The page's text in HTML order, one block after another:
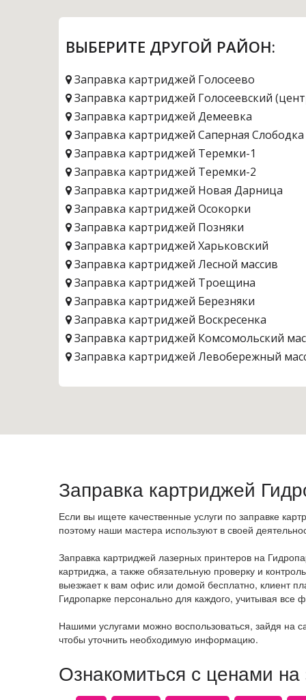
ВЫБЕРИТЕ ДРУГОЙ РАЙОН:
Заправка картриджей Голосеево
Заправка картриджей Голосеевский
Заправка картриджей Демеевка
Заправка картриджей Саперная Слободка
Заправка картриджей Теремки-1
Заправка картриджей Теремки-2
Заправка картриджей Новая Дарница
Заправка картриджей Осокорки
Заправка картриджей Позняки
Заправка картриджей Харьковский
Заправка картриджей Лесной массив
Заправка картриджей Троещина
Заправка картриджей Березняки
Заправка картриджей Воскресенка
Заправка картриджей Комсомольский
Заправка картриджей Левобережный
Заправка картриджей Оболонь
Заправка картриджей Оболонские липки
Заправка картриджей Печерские липки
Заправка картриджей Печерский (центр)
Заправка картриджей Виноградарь
Заправка картриджей Подол
Заправка картриджей Беличи
Заправка картриджей Новобеличи
Заправка картриджей Святошин
Заправка картриджей
Если вы ищете качественные услуги по заправке
поэтому наши мастера используют в своей
Заправка картриджей лазерных принтеров на
картриджа, а также обязательную проверку и
выезжает к вам офис или домой бесплатно, клиент
Гидропарке персонально для каждого, учитывая
Нашими услугами можно воспользоваться, зайдя на
чтобы уточнить необходимую информацию.
Ознакомиться с ценами на